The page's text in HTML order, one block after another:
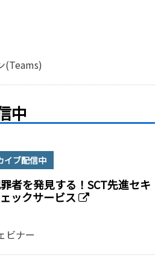
(Teams)
中
イブ配信中
者を発見する！SCT先進セキ
ックサービス
ビナー